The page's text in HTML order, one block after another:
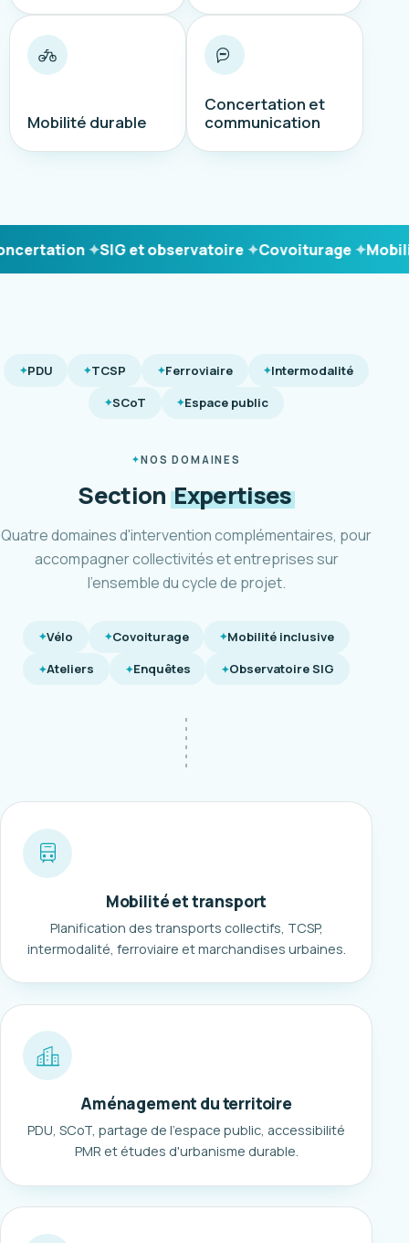
Mobilité durable
Concertation et
communication
SIG et observatoire Covoiturage Mobilité
PDU TCSP Ferroviaire
Intermodalité
SCoT
Espace public
NOS DOMAINES
SectionExpertises
Quatre domaines d'intervention complémentaires, pour
accompagner collectivités et entreprises sur
l'ensemble du cycle de projet.
Vélo Covoiturage
Mobilité inclusive
Ateliers
Enquêtes Observatoire SIG
Mobilité et transport
Planification des transports collectifs, TCSP,
intermodalité, ferroviaire et marchandises urbaines.
Aménagement du territoire
PDU, SCoT, partage de l'espace public, accessibilité
PMR et études d'urbanisme durable.